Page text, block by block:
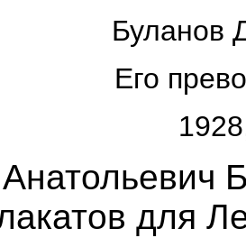
Буланов
Его
для